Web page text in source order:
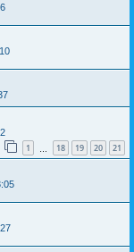
1 18 19 20 21